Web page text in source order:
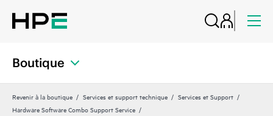
Boutique
Revenir à la boutique Services et support technique
Services et Support
Hardware Software Combo Support Service